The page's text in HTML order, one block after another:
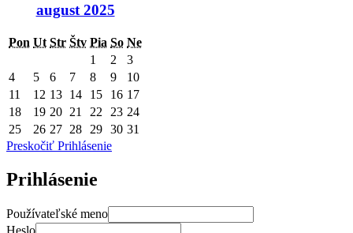
august 2025
Pon Ut Str Štv Pia So Ne
1
2
3
4
5 6 7 8 9
10
11
12 13 14 15 16 17
18
19 20 21 22 23 24
25
26 27 28 29 30 31
Preskočiť Prihlásenie
Prihlásenie
Používateľské meno
Heslo